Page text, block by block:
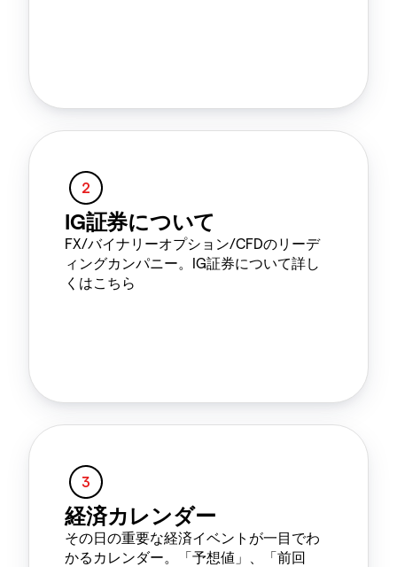
IG証券について
FX/バイナリーオプション/CFDのリーデ
ィングカンパニー。IG証券について詳し
くはこちら
経済カレンダー
その日の重要な経済イベントが一目でわ
かるカレンダー。「予想値」、「前回